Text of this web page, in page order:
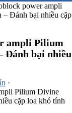
power ampli
– Đánh bại nhiều cặp
ampli Pilium
Đánh bại nhiều
·